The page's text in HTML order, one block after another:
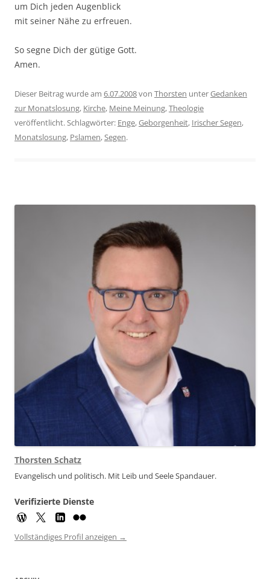
um Dich jeden Augenblick
mit seiner Nähe zu erfreuen.
So segne Dich der gütige Gott.
Amen.
Dieser Beitrag wurde am 6.07.2008von Thorsten unterGedanken
zur Monatslosung, Kirche, Meine Meinung,Theologie
veröffentlicht. Schlagwörter: Enge,Geborgenheit, Irischer Segen,
Monatslosung, Pslamen,Segen.
Thorsten Schatz
Evangelisch und politisch. Mit Leib und Seele Spandauer.
Verifizierte Dienste
Vollständiges Profil anzeigen →